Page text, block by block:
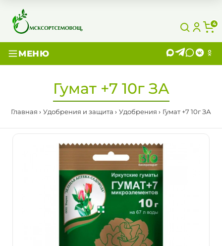
4
МЕНЮ
Гумат +7 10г ЗА
Главная Удобрения и защита Удобрения Гумат +7 10г ЗА